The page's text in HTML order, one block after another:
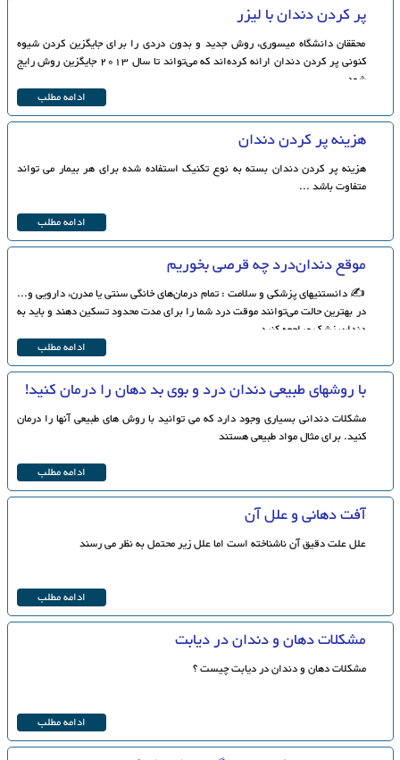
پر کردن دندان با لیزر
محققان دانشگاه میسوری، روش جدید و بدون دردی را برای جایگزین کردن شیوه
کنونی پر کردن دندان ارائه کرده‌اند که می‌تواند تا سال 2013 جایگزین روش رایج
شود.
ادامه مطلب
هزینه پر کردن دندان
هزینه پر کردن دندان بسته به نوع تکنیک استفاده شده برای هر بیمار می تواند
متفاوت باشد ...
ادامه مطلب
موقع دندان‌درد چه قرصی بخوریم
✍ دانستنیهای پزشکی و سلامت : تمام درمان‌های خانگی سنتی یا مدرن، دارویی و...
در بهترین حالت می‌توانند موقت درد شما را برای مدت محدود تسکین دهند و باید به
دندان‌پزشک مراجعه کنید.
ادامه مطلب
با روشهای طبیعی دندان درد و بوی بد دهان را درمان کنید!
مشکلات دندانی بسیاری وجود دارد که می توانید با روش های طبیعی آنها را درمان
کنید. برای مثال مواد طبیعی هستند
ادامه مطلب
آفت دهانی و علل آن
علل علت دقيق آن ناشناخته است اما علل زير محتمل به نظر می رسند
ادامه مطلب
مشکلات دهان و دندان در دیابت
مشکلات دهان و دندان در دیابت چیست ؟
ادامه مطلب